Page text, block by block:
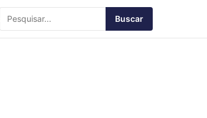
Buscar